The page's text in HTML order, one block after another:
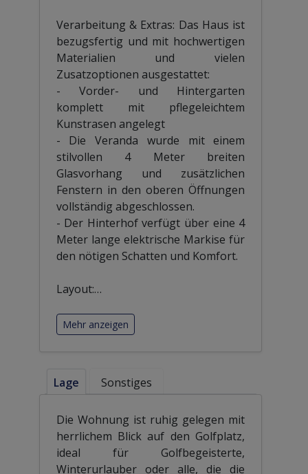
Verarbeitung & Extras: Das Haus ist
bezugsfertig und mit hochwertigen
Materialien und vielen
Zusatzoptionen ausgestattet:
- Vorder- und Hintergarten
komplett mit pflegeleichtem
Kunstrasen angelegt
- Die Veranda wurde mit einem
stilvollen 4 Meter breiten
Glasvorhang und zusätzlichen
Fenstern in den oberen Öffnungen
vollständig abgeschlossen.
- Der Hinterhof verfügt über eine 4
Meter lange elektrische Markise für
den nötigen Schatten und Komfort. ️
Layout:…
Mehr anzeigen
Lage Sonstiges
Die Wohnung ist ruhig gelegen mit
herrlichem Blick auf den Golfplatz,
ideal für Golfbegeisterte,
Winterurlauber oder alle, die die